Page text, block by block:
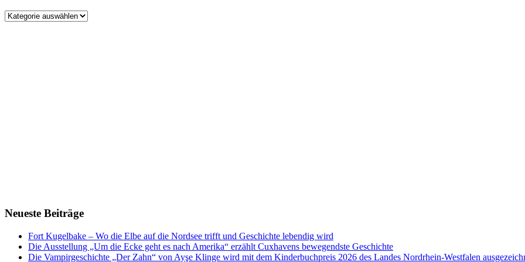
Kategorien
Neueste Beiträge
Fort Kugelbake – Wo die Elbe auf die Nordsee trifft und Geschichte lebendig wird
Die Ausstellung „Um die Ecke geht es nach Amerika“ erzählt Cuxhavens bewegendste Geschichte
Die Vampirgeschichte „Der Zahn“ von Ayşe Klinge wird mit dem Kinderbuchpreis 2026 des Landes Nordrhein-Westfalen